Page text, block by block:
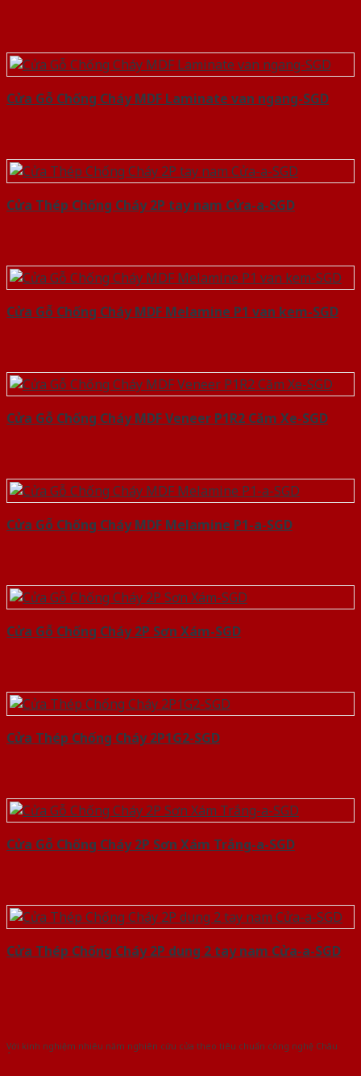
Cửa Gỗ Chống Cháy MDF Laminate van ngang-SGD
Cửa Thép Chống Cháy 2P tay nam Cửa-a-SGD
Cửa Gỗ Chống Cháy MDF Melamine P1 van kem-SGD
Cửa Gỗ Chống Cháy MDF Veneer P1R2 Căm Xe-SGD
Cửa Gỗ Chống Cháy MDF Melamine P1-a-SGD
Cửa Gỗ Chống Cháy 2P Sơn Xám-SGD
Cửa Thép Chống Cháy 2P1G2-SGD
Cửa Gỗ Chống Cháy 2P Sơn Xám Trắng-a-SGD
Cửa Thép Chống Cháy 2P dung 2 tay nam Cửa-a-SGD
Với kinh nghiệm nhiêu năm nghiên cứu cửa theo tiêu chuẩn công nghệ Châu